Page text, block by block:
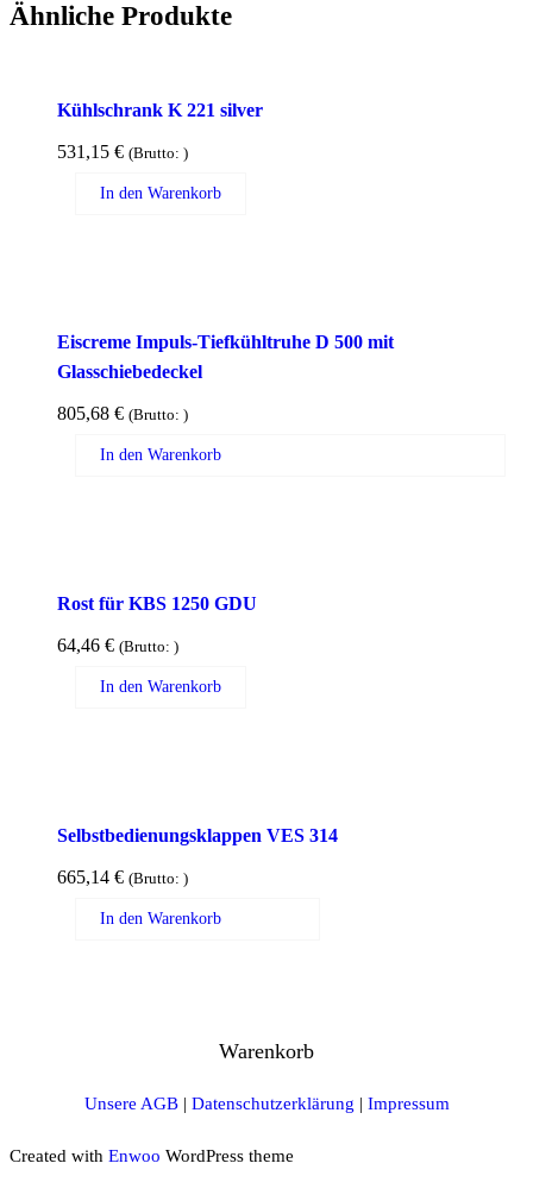
Ähnliche Produkte
Kühlschrank K 221 silver
531,15 € (Brutto: )
In den Warenkorb
Eiscreme Impuls-Tiefkühltruhe D 500 mit
Glasschiebedeckel
805,68 € (Brutto: )
In den Warenkorb
Rost für KBS 1250 GDU
64,46 € (Brutto: )
In den Warenkorb
Selbstbedienungsklappen VES 314
665,14 € (Brutto: )
In den Warenkorb
Warenkorb
Unsere AGB| Datenschutzerklärung | Impressum
Created with Enwoo WordPress theme